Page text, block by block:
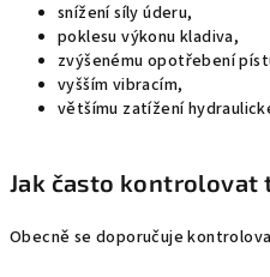
snížení síly úderu,
poklesu výkonu kladiva,
zvýšenému opotřebení
vyšším vibracím,
většímu zatížení
Jak často kontrolovat
Obecně se doporučuje